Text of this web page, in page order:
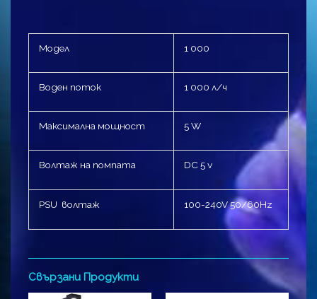
Модел 1 000
Воден поток 1 000 л/ч
Максимална мощност 5 W
Волтаж на помпата DC 5 v
PSU волтаж 100-240V 50/60Hz
Свързани Продукти